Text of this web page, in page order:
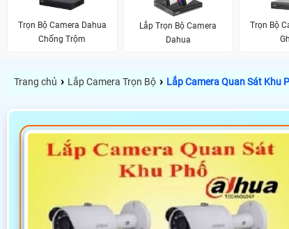
Trọn Bộ Camera Dahua
Chống Trộm
Lắp Trọn Bộ Camera
Dahua
Trọn Bộ
Trang chủ › Lắp Camera Trọn Bộ › Lắp Camera Quan Sát Khu